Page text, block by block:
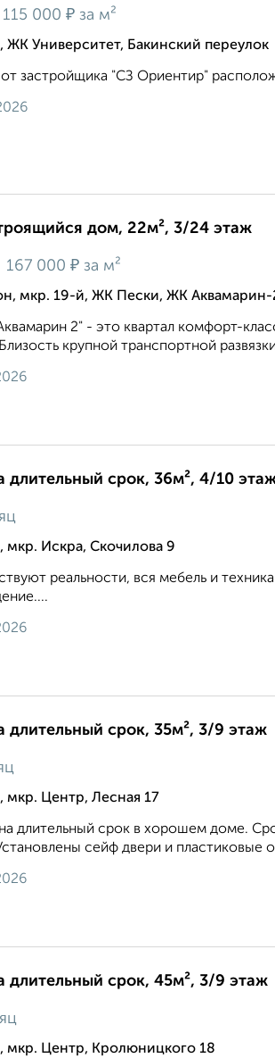
115 000 ₽ за м²
Университет, Бакинский переулок
застройщика "СЗ Ориентир"
дом, 22м², 3/24 этаж
167 000 ₽ за м²
мкр. 19-й, ЖК Пески, ЖК Аквамарин-
2" - это квартал комфорт-
крупной транспортной
длительный срок, 36м², 4/10
Искра, Скочилова 9
реальности, вся мебель и
длительный срок, 35м², 3/9 этаж
Центр, Лесная 17
длительный срок в хорошем доме.
сейф двери и пластиковые
длительный срок, 45м², 3/9 этаж
мкр. Центр, Кролюницкого 18